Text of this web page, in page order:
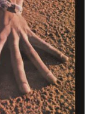
06. Moela e
será 09. Vamos
velho 12.
Baixar: 82 MB - ZiP -
- Google Drive - Box